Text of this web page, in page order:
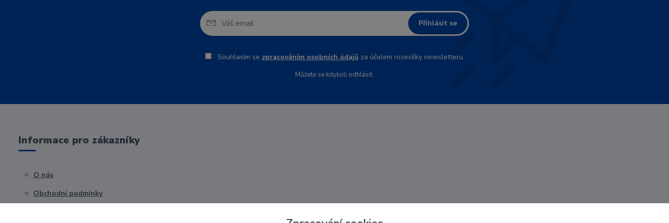
Přihlásit se
Souhlasím se zpracováním osobních údajůza účelem rozesílky newsletteru.
Můžete se kdykoli odhlásit.
Informace pro zákazníky
O nás
Obchodní podmínky